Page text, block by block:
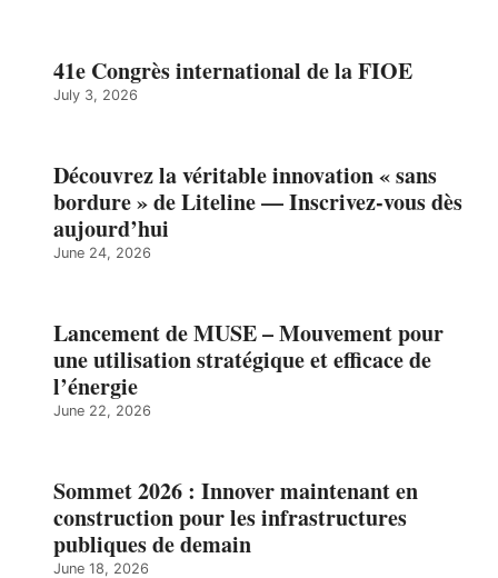
41e Congrès international de la FIOE
July 3, 2026
Découvrez la véritable innovation « sans
bordure » de Liteline — Inscrivez-vous dès
aujourd’hui
June 24, 2026
Lancement de MUSE – Mouvement pour
une utilisation stratégique et efficace de
l’énergie
June 22, 2026
Sommet 2026 : Innover maintenant en
construction pour les infrastructures
publiques de demain
June 18, 2026